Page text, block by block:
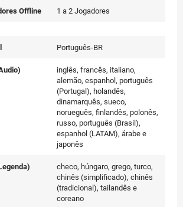
Offline 1 a 2 Jogadores
Português-BR
inglês, francês, italiano,
alemão, espanhol, português
(Portugal), holandês,
dinamarquês, sueco,
norueguês, finlandês, polonês,
russo, português (Brasil),
espanhol (LATAM), árabe e
japonês
checo, húngaro, grego, turco,
chinês (simplificado), chinês
(tradicional), tailandês e
coreano